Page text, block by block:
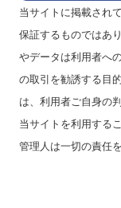
当サイトに掲載され
保証するものではあ
やデータは利用者へ
の取引を勧誘する目
は、利用者ご自身の
当サイトを利用する
管理人は一切の責任